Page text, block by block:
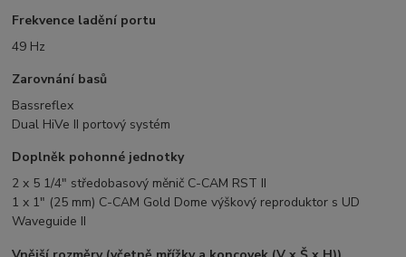
Frekvence ladění portu
49 Hz
Zarovnání basů
Bassreflex
Dual HiVe II portový systém
Doplněk pohonné jednotky
2 x 5 1/4" středobasový měnič C-CAM RST II
1 x 1" (25 mm) C-CAM Gold Dome výškový reproduktor s UD
Waveguide II